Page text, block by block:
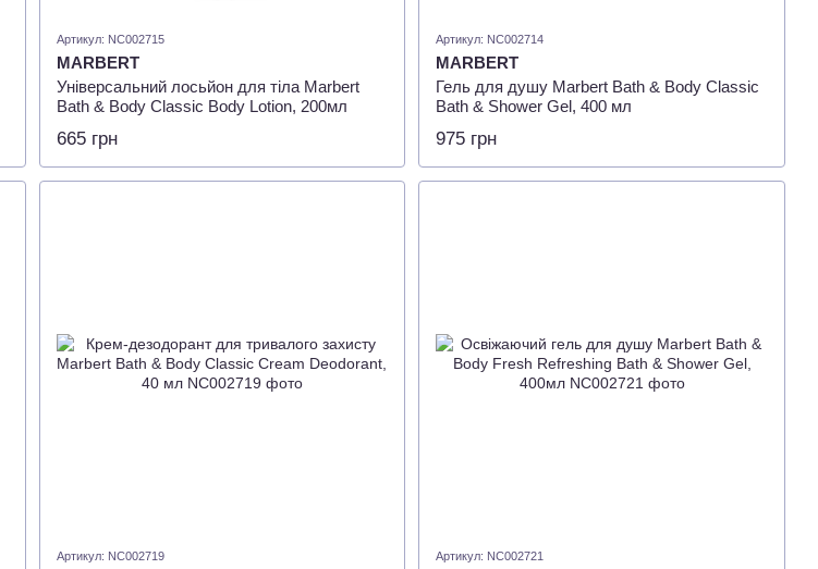
Артикул: NC002715
MARBERT
Універсальний лосьйон для тіла Marbert
Bath & Body Classic Body Lotion, 200мл
665 грн
Артикул: NC002714
MARBERT
Гель для душу Marbert Bath & Body Classic
Bath & Shower Gel, 400 мл
975 грн
Артикул: NC002719 Артикул: NC002721